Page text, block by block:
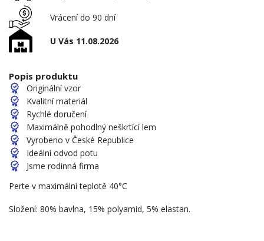
Vrácení do 90 dní
U Vás 11.08.2026
Popis produktu
Originální vzor
Kvalitní materiál
Rychlé doručení
Maximálně pohodlný neškrtící lem
Vyrobeno v České Republice
Ideální odvod potu
Jsme rodinná firma
Perte v maximální teplotě 40°C
Složení: 80% bavlna, 15% polyamid, 5% elastan.